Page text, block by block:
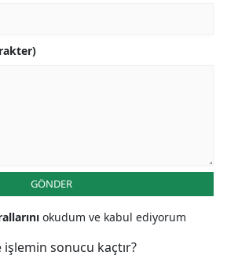
GÖNDER
okudum ve kabul ediyorum
sonucu kaçtır?